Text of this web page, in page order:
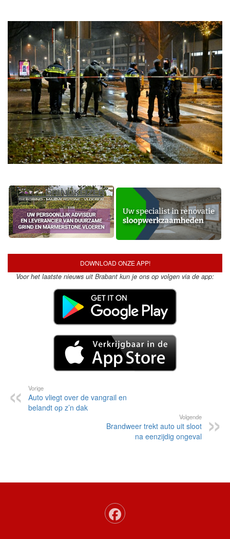
DOWNLOAD ONZE APP!
Voor het laatste nieuws uit Brabant kun je ons op volgen via de app:
Vorige
Auto vliegt over de vangrail en
belandt op z’n dak
Volgende
Brandweer trekt auto uit sloot
na eenzijdig ongeval